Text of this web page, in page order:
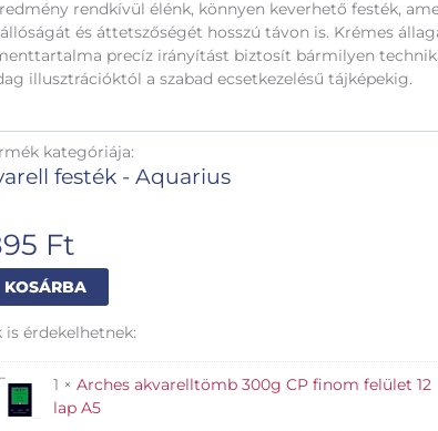
rendkívül élénk, könnyen keverhető festék,
és áttetszőségét hosszú távon is. Krémes
precíz irányítást biztosít bármilyen
illusztrációktól a szabad ecsetkezelésű tájképekig.
kategóriája:
festék - Aquarius
Ft
KOSÁRBA
is érdekelhetnek:
1 × Arches akvarelltömb 300g CP finom felület 12
lap A5